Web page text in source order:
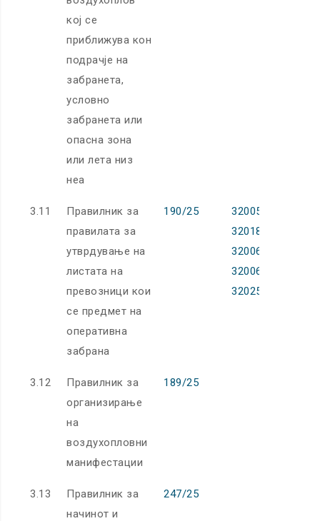
кој се
приближува кон
подрачје на
забранета,
условно
забранета или
опасна зона
или лета низ
неа
3.11
Правилник за
правилата за
утврдување на
листата на
превозници кои
се предмет на
оперативна
забрана
190/25
32005R2111,
32018R1139
32006R0473
32006R0474
32025R1144
3.12
Правилник за
организирање
на
воздухопловни
манифестации
189/25
3.13
Правилник за
начинот и
247/25